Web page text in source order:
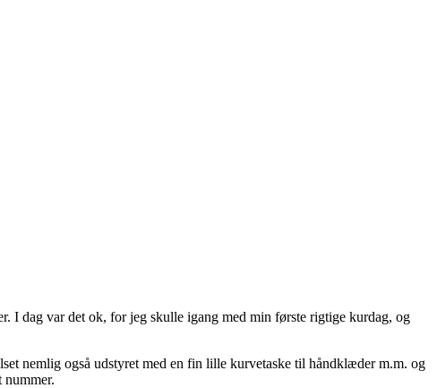
I dag var det ok, for jeg skulle igang med min første rigtige kurdag, og
nemlig også udstyret med en fin lille kurvetaske til håndklæder m.m. og